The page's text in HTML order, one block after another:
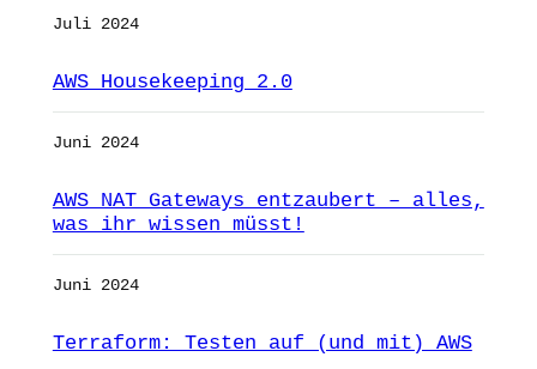
Juli 2024
AWS Housekeeping 2.0
Juni 2024
AWS NAT Gateways entzaubert – alles,
was ihr wissen müsst!
Juni 2024
Terraform: Testen auf (und mit) AWS